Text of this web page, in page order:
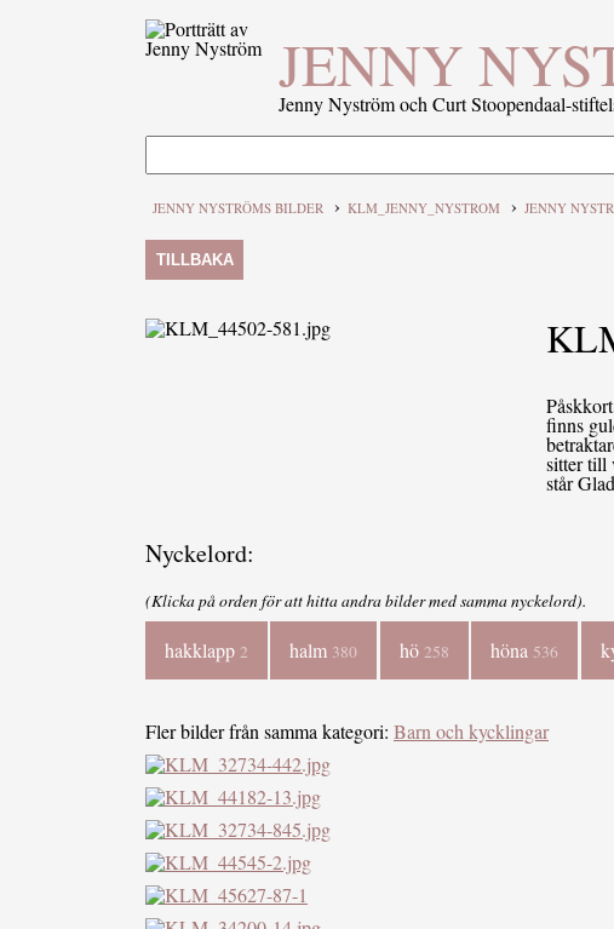
JENNY
Jenny Nyström och Curt Stoopendaal-
JENNY NYSTRÖMS BILDER › KLM_JENNY_NYSTROM › JENNY
TILLBAKA
finns
sitter till
står
Nyckelord:
(Klicka på orden för att hitta andra bilder med samma nyckelord).
hakklapp 2 halm 380 hö 258 höna 536
Fler bilder från samma kategori: Barn och kycklingar